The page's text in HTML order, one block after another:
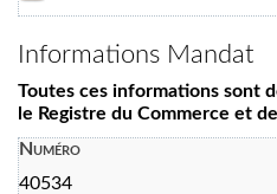
Informations Mandat
Toutes ces informations sont
le Registre du Commerce et
Numéro
40534